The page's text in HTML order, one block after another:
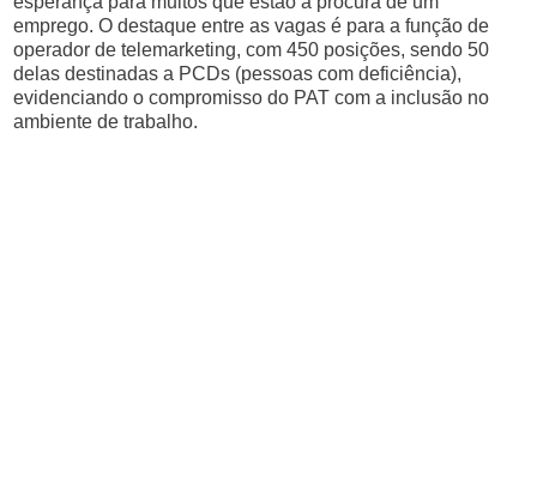
emprego. O destaque entre as vagas é para a função de
operador de telemarketing, com 450 posições, sendo 50
delas destinadas a PCDs (pessoas com deficiência),
evidenciando o compromisso do PAT com a inclusão no
ambiente de trabalho.